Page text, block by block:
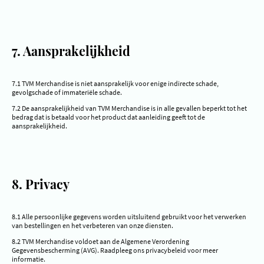
7. Aansprakelijkheid
7.1 TVM Merchandise is niet aansprakelijk voor enige indirecte schade,
gevolgschade of immateriële schade.
7.2 De aansprakelijkheid van TVM Merchandise is in alle gevallen beperkt tot het
bedrag dat is betaald voor het product dat aanleiding geeft tot de
aansprakelijkheid.
8. Privacy
8.1 Alle persoonlijke gegevens worden uitsluitend gebruikt voor het verwerken
van bestellingen en het verbeteren van onze diensten.
8.2 TVM Merchandise voldoet aan de Algemene Verordening
Gegevensbescherming (AVG). Raadpleeg ons privacybeleid voor meer
informatie.